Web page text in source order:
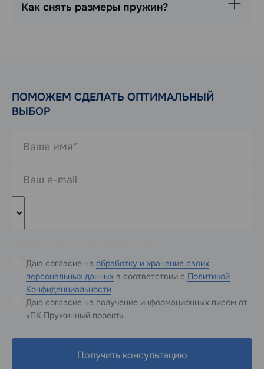
Как снять размеры пружин?
ПОМОЖЕМ СДЕЛАТЬ ОПТИМАЛЬНЫЙ
ВЫБОР
Даю согласие на обработку и хранение своих
персональных данных в соответствии с Политикой
Конфиденциальности
Даю согласие на получение информационных писем от
«ПК Пружинный проект»
Получить консультацию